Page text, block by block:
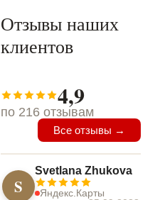
Отзывы наших
клиентов
4,9
по 216 отзывам
Все отзывы →
S
Svetlana Zhukova
Яндекс.Карты